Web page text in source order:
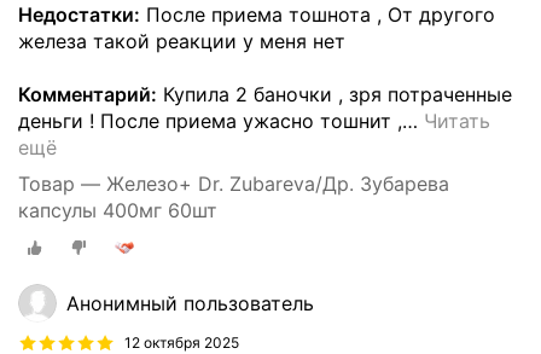
Недостатки: После приема тошнота , От другого
железа такой реакции у меня нет
Комментарий: Купила 2 баночки , зря потраченные
деньги ! После приема ужасно тошнит ,… Читать
ещё
Товар — Железо+ Dr. Zubareva/Др. Зубарева
капсулы 400мг 60шт
Анонимный пользователь
12 октября 2025